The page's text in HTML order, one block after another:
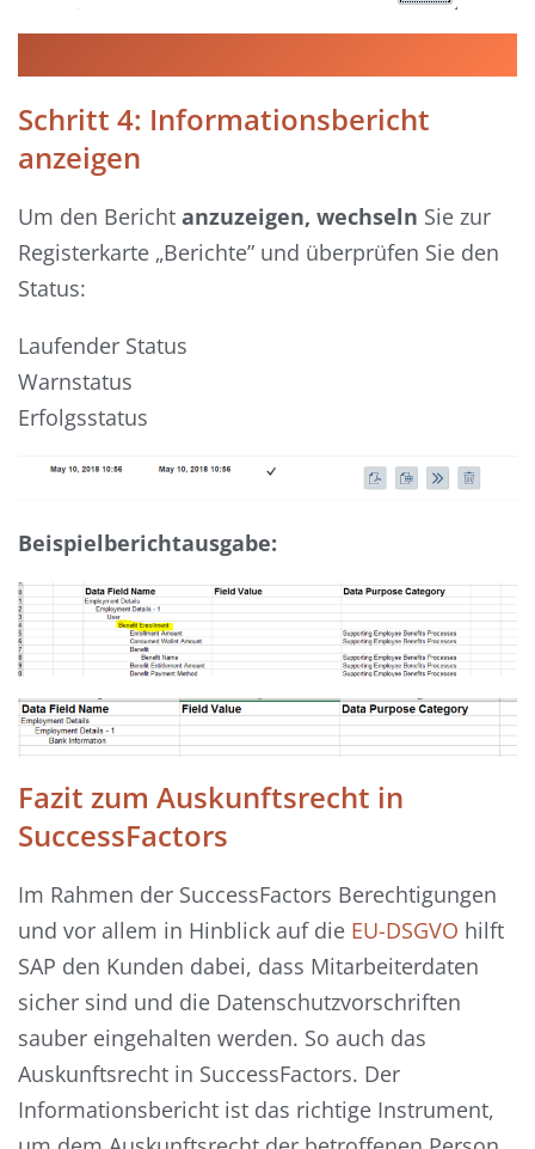
Schritt 4: Informationsbericht
anzeigen
Um den Bericht anzuzeigen, wechseln Sie zur
Registerkarte „Berichte” und überprüfen Sie den
Status:
Laufender Status
Warnstatus
Erfolgsstatus
Beispielberichtausgabe:
Fazit zum Auskunftsrecht in
SuccessFactors
Im Rahmen der SuccessFactors Berechtigungen
und vor allem in Hinblick auf die EU-DSGVO hilft
SAP den Kunden dabei, dass Mitarbeiterdaten
sicher sind und die Datenschutzvorschriften
sauber eingehalten werden. So auch das
Auskunftsrecht in SuccessFactors. Der
Informationsbericht ist das richtige Instrument,